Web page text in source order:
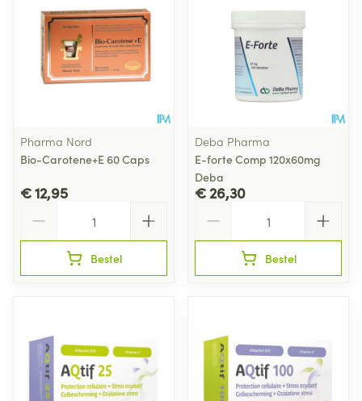
Pharma Nord
Bio-Carotene+E 60 Caps
€ 12,95
Bestel
Deba Pharma
E-forte Comp 120x60mg
Deba
€ 26,30
Bestel